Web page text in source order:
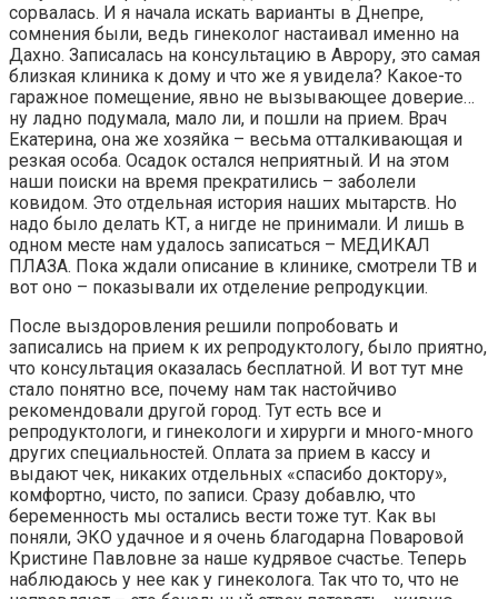
сорвалась. И я начала искать варианты в Днепре,
сомнения были, ведь гинеколог настаивал именно на
Дахно. Записалась на консультацию в Аврору, это самая
близкая клиника к дому и что же я увидела? Какое-то
гаражное помещение, явно не вызывающее доверие…
ну ладно подумала, мало ли, и пошли на прием. Врач
Екатерина, она же хозяйка – весьма отталкивающая и
резкая особа. Осадок остался неприятный. И на этом
наши поиски на время прекратились – заболели
ковидом. Это отдельная история наших мытарств. Но
надо было делать КТ, а нигде не принимали. И лишь в
одном месте нам удалось записаться – МЕДИКАЛ
ПЛАЗА. Пока ждали описание в клинике, смотрели ТВ и
вот оно – показывали их отделение репродукции.
После выздоровления решили попробовать и
записались на прием к их репродуктологу, было приятно,
что консультация оказалась бесплатной. И вот тут мне
стало понятно все, почему нам так настойчиво
рекомендовали другой город. Тут есть все и
репродуктологи, и гинекологи и хирурги и много-много
других специальностей. Оплата за прием в кассу и
выдают чек, никаких отдельных «спасибо доктору»,
комфортно, чисто, по записи. Сразу добавлю, что
беременность мы остались вести тоже тут. Как вы
поняли, ЭКО удачное и я очень благодарна Поваровой
Кристине Павловне за наше кудрявое счастье. Теперь
наблюдаюсь у нее как у гинеколога. Так что то, что не